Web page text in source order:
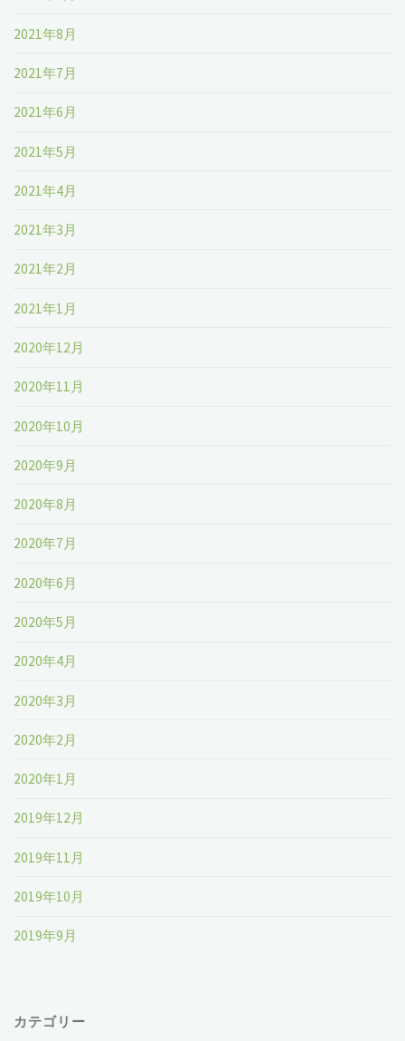
2021年8月
2021年7月
2021年6月
2021年5月
2021年4月
2021年3月
2021年2月
2021年1月
2020年12月
2020年11月
2020年10月
2020年9月
2020年8月
2020年7月
2020年6月
2020年5月
2020年4月
2020年3月
2020年2月
2020年1月
2019年12月
2019年11月
2019年10月
2019年9月
カテゴリー